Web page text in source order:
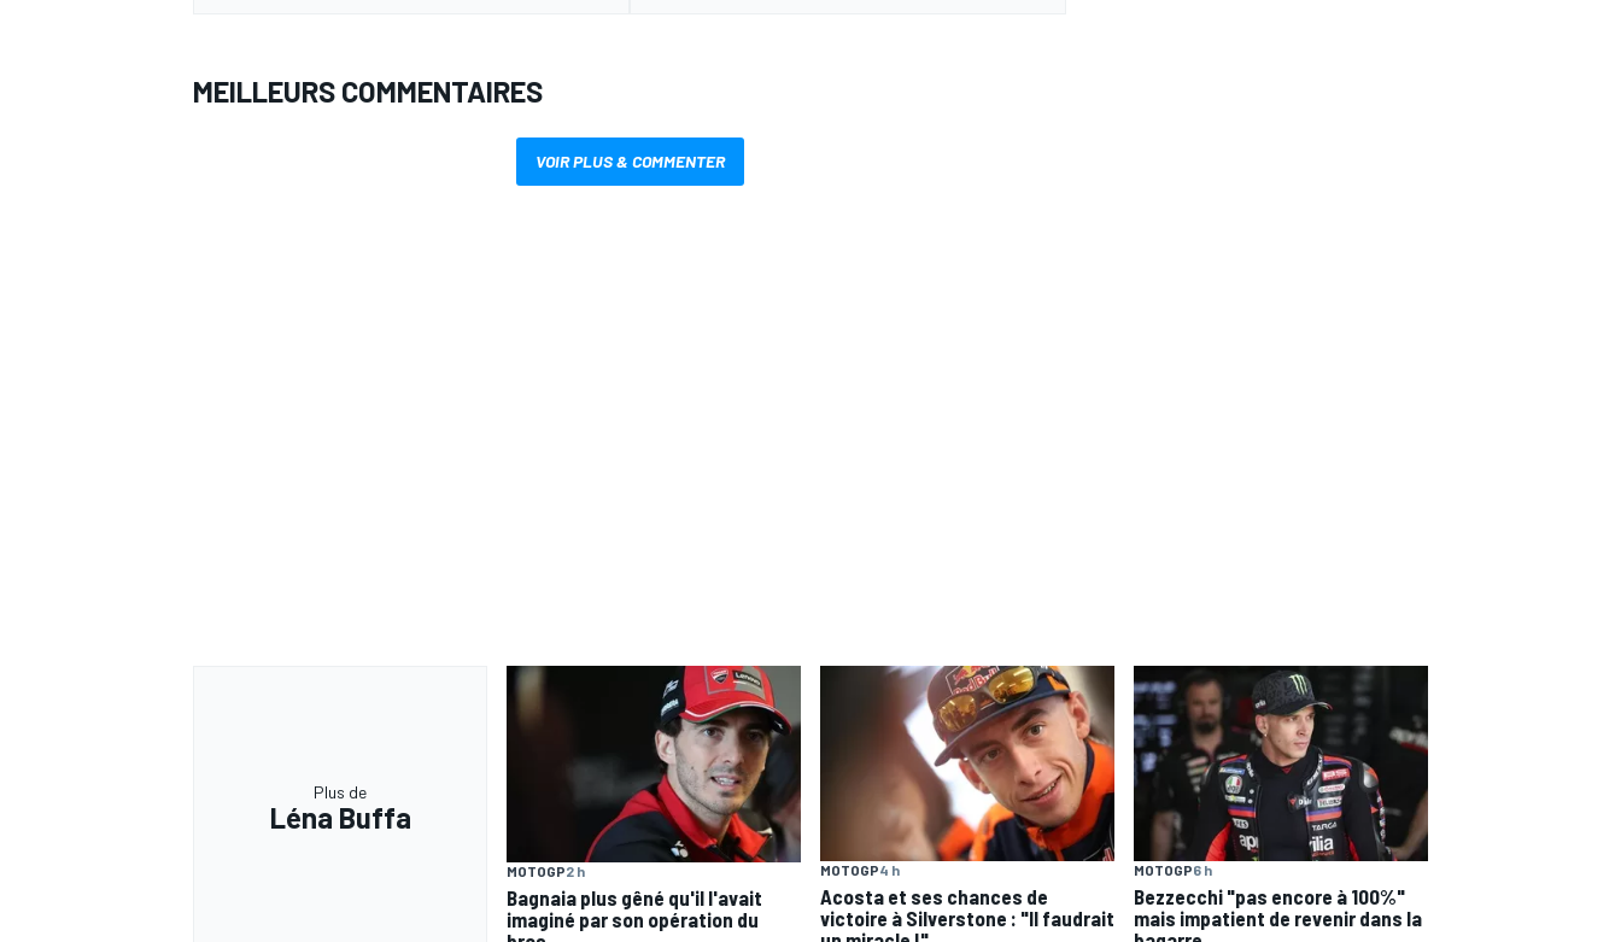
MEILLEURS COMMENTAIRES
VOIR PLUS & COMMENTER
Plus de
Léna Buffa
MOTOGP2 h
Bagnaia plus gêné qu'il l'avait
imaginé par son opération du
MOTOGP4 h
Acosta et ses chances de
victoire à Silverstone : "Il faudrait
MOTOGP6 h
Bezzecchi "pas encore à 100%"
mais impatient de revenir dans la